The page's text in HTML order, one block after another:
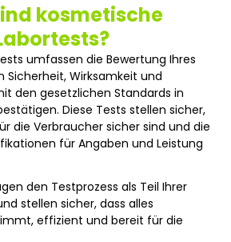
kosmetische
umfassen die Bewertung Ihres
Sicherheit, Wirksamkeit und
den gesetzlichen Standards in
Diese Tests stellen sicher,
die Verbraucher sicher sind und die
für Angaben und Leistung
den Testprozess als Teil Ihrer
stellen sicher, dass alles
effizient und bereit für die